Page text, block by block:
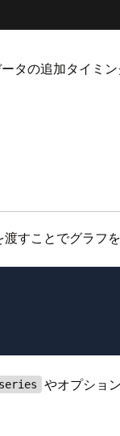
の追加タイミ
すことでグラフを
series やオプション